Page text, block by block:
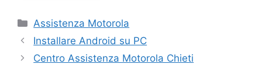
Categorie
Assistenza Motorola
Installare Android su PC
Centro Assistenza Motorola Chieti